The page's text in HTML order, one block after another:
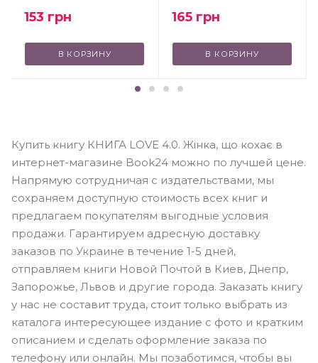
153 грн
В КОРЗИНУ
165 грн
В КОРЗИНУ
Купить книгу КНИГА LOVE 4.0. Жінка, що кохає в
интернет-магазине Book24 можно по лучшей цене.
Напрямую сотрудничая с издательствами, мы
сохраняем доступную стоимость всех книг и
предлагаем покупателям выгодные условия
продажи. Гарантируем адресную доставку
заказов по Украине в течение 1-5 дней,
отправляем книги Новой Почтой в Киев, Днепр,
Запорожье, Львов и другие города. Заказать книгу
у нас не составит труда, стоит только выбрать из
каталога интересующее издание с фото и кратким
описанием и сделать оформление заказа по
телефону или онлайн. Мы позаботимся, чтобы вы